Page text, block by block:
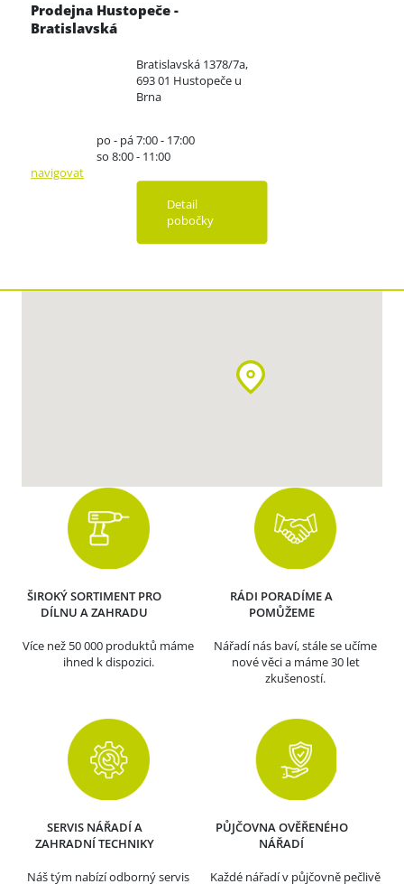
Prodejna Hustopeče -
Bratislavská
Bratislavská 1378/7a,
693 01 Hustopeče u
Brna
po - pá 7:00 - 17:00
so 8:00 - 11:00
navigovat
Detail
pobočky
ŠIROKÝ SORTIMENT PRO
DÍLNU A ZAHRADU
Více než 50 000 produktů máme
ihned k dispozici.
RÁDI PORADÍME A
POMŮŽEME
Nářadí nás baví, stále se učíme
nové věci a máme 30 let
zkušeností.
SERVIS NÁŘADÍ A
ZAHRADNÍ TECHNIKY
Náš tým nabízí odborný servis
PŮJČOVNA OVĚŘENÉHO
NÁŘADÍ
Každé nářadí v půjčovně pečlivě